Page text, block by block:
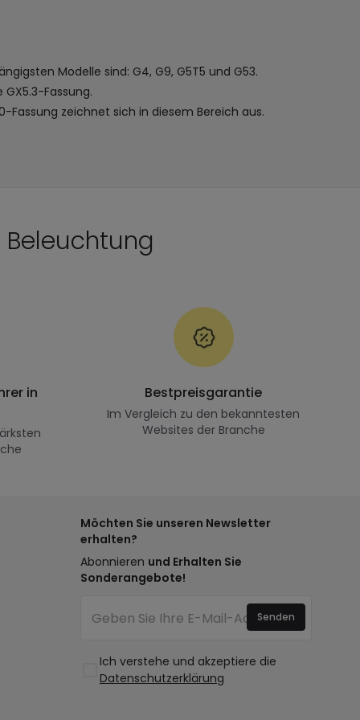
Modelle sind: G4, G9, G5T5 und G53.
Fassung.
Fassung zeichnet sich in diesem Bereich aus.
Beleuchtung
in Bestpreisgarantie
Im Vergleich zu den bekanntesten
Websites der Branche
Möchten Sie unseren Newsletter
erhalten?
Abonnieren und Erhalten Sie
Sonderangebote!
Ich verstehe und akzeptiere die
Datenschutzerklärung
Senden